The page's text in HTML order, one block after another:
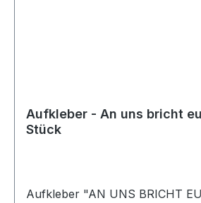
Aufkleber - An uns bricht
Stück
Aufkleber "AN UNS BRICHT